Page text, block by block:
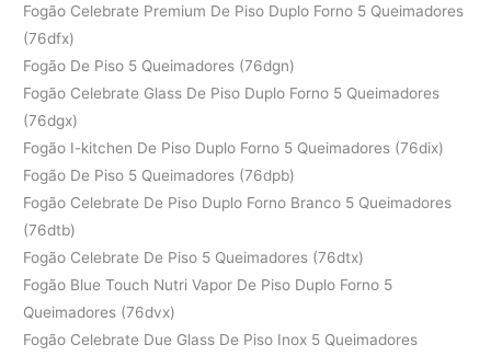
Fogão Celebrate Premium De Piso Duplo Forno 5 Queimadores
(76dfx)
Fogão De Piso 5 Queimadores (76dgn)
Fogão Celebrate Glass De Piso Duplo Forno 5 Queimadores
(76dgx)
Fogão I-kitchen De Piso Duplo Forno 5 Queimadores (76dix)
Fogão De Piso 5 Queimadores (76dpb)
Fogão Celebrate De Piso Duplo Forno Branco 5 Queimadores
(76dtb)
Fogão Celebrate De Piso 5 Queimadores (76dtx)
Fogão Blue Touch Nutri Vapor De Piso Duplo Forno 5
Queimadores (76dvx)
Fogão Celebrate Due Glass De Piso Inox 5 Queimadores